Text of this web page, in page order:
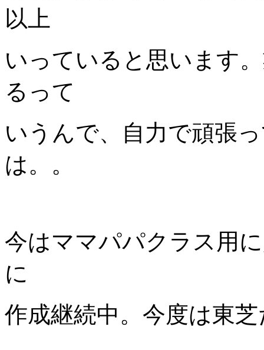
以上
いっていると思います
るって
いうんで、自力で頑張
は。。
今はママパパクラス用
に
作成継続中。今度は東